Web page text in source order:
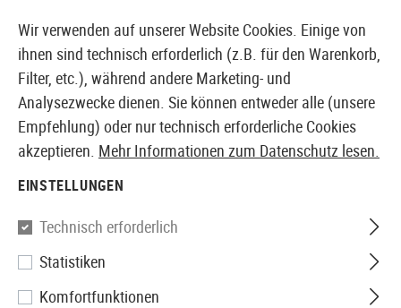
EUROPÄISCHER AIRSOFT SHOP & GROßHÄNDLER
G&G
Firehawk
Wir verwenden auf unserer Website Cookies. Einige von
ihnen sind technisch erforderlich (z.B. für den Warenkorb,
Filter, etc.), während andere Marketing- und
Analysezwecke dienen. Sie können entweder alle (unsere
Empfehlung) oder nur technisch erforderliche Cookies
akzeptieren. Mehr Informationen zum Datenschutz lesen.
EINSTELLUNGEN
Technisch erforderlich
Statistiken
Komfortfunktionen